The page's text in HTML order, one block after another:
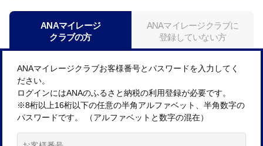
ANAマイレージ
クラブの方
ANAマイレージクラブに
登録していない方
ANAマイレージクラブお客様番号とパスワードを入力してく
ださい。
ログインにはANAのふるさと納税の利用登録が必要です。
※8桁以上16桁以下の任意の半角アルファベット、半角数字の
パスワードです。 （アルファベットと数字の混在）